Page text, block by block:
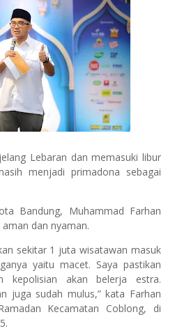
Lebaran dan memasuki libur
menjadi primadona sebagai
Bandung, Muhammad Farhan
dan nyaman.
sekitar 1 juta wisatawan masuk
yaitu macet. Saya pastikan
kepolisian akan belerja estra.
juga sudah mulus,” kata Farhan
Kecamatan Coblong, di